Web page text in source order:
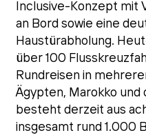
Inclusive-Konzept mit
an Bord sowie eine
Haustürabholung.
über 100
Rundreisen in
Ägypten, Marokko und
besteht derzeit aus
insgesamt rund 1.000